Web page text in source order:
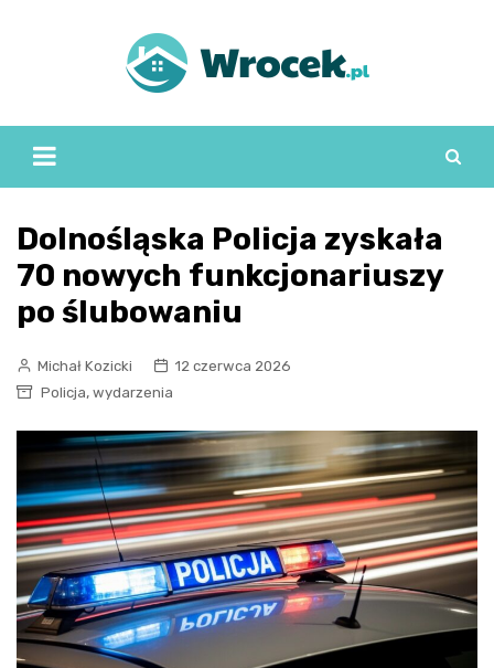
Dolnośląska Policja zyskała
70 nowych funkcjonariuszy
po ślubowaniu
Michał Kozicki
12 czerwca 2026
Policja, wydarzenia